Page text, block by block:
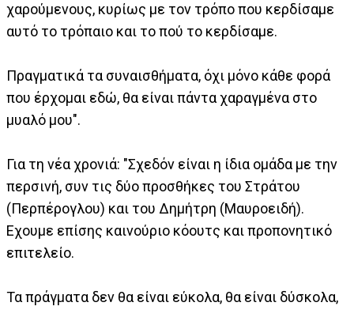
χαρούμενους, κυρίως με τον τρόπο που κερδίσαμε
αυτό το τρόπαιο και το πού το κερδίσαμε.
Πραγματικά τα συναισθήματα, όχι μόνο κάθε φορά
που έρχομαι εδώ, θα είναι πάντα χαραγμένα στο
μυαλό μου".
Για τη νέα χρονιά: "Σχεδόν είναι η ίδια ομάδα με την
περσινή, συν τις δύο προσθήκες του Στράτου
(Περπέρογλου) και του Δημήτρη (Μαυροειδή).
Εχουμε επίσης καινούριο κόουτς και προπονητικό
επιτελείο.
Τα πράγματα δεν θα είναι εύκολα, θα είναι δύσκολα,